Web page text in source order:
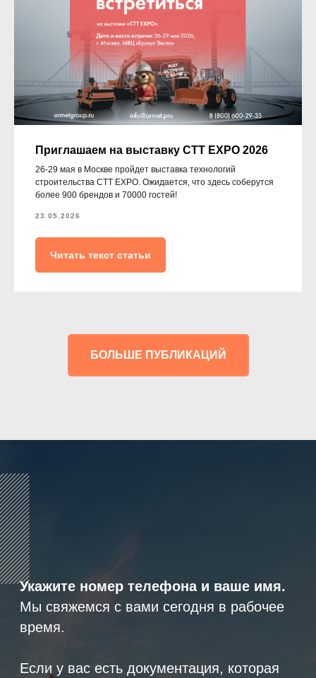
Приглашаем на выставку CTT EXPO 2026
26-29 мая в Москве пройдет выставка технологий
строительства CTT EXPO. Ожидается, что здесь соберутся
более 900 брендов и 70000 гостей!
23.05.2026
Читать текст статьи
БОЛЬШЕ ПУБЛИКАЦИЙ